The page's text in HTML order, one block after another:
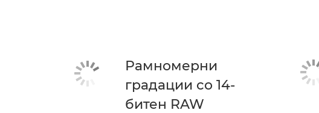
Рамномерни
градации со 14-
битен RAW